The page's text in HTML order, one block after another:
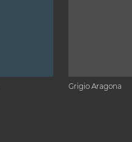
Grigio Aragona